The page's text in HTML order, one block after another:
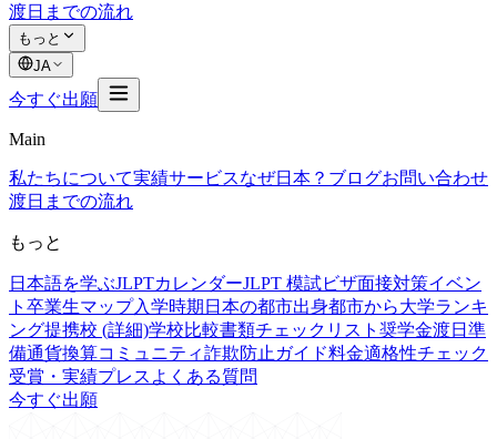
渡日までの流れ
もっと
JA
今すぐ出願
Main
私たちについて実績サービスなぜ日本？ ブログお問い合わせ
渡日までの流れ
もっと
日本語を学ぶJLPTカレンダーJLPT 模試ビザ面接対策イベン
ト 卒業生マップ入学時期 日本の都市出身都市から大学ランキ
ング提携校 (詳細)学校比較書類チェックリスト 奨学金渡日準
備通貨換算コミュニティ詐欺防止ガイド料金適格性チェック
受賞・実績プレス よくある質問
今すぐ出願